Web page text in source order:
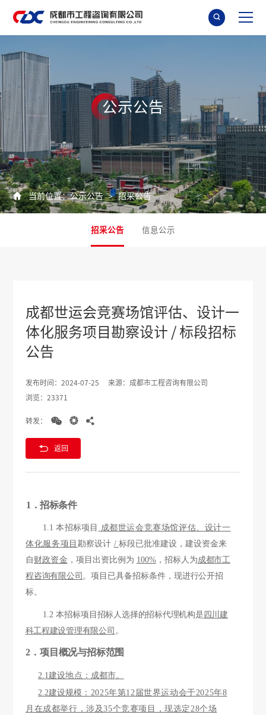

公示公告
 当前位置：公示公告 > 招采公告
招采公告 信息公示
成都世运会竞赛场馆评估、设计一
体化服务项目勘察设计 / 标段招标
公告
发布时间：2024-07-25 来源：成都市工程咨询有限公司
浏览：23371
转发：   
 返回
1．招标条件
1.1 本招标项目
成都世运会竞赛场馆评估、设计一
体化服务项目 勘察设计 / 标段已批准建设 ，建设资金来
自 财政资金 ，项 目出资比例为 100%，招标人为成都市工
程咨询有限公司 。项目已具备招标条件，现进行公开招
标。
1.2 本招标项目 招标人选择的招标代理机构是 四川建
科工程建设管理有限公司 。
2．项目概况与招标范围
2.1建设地点：成都市。
2.2建设规模 ： 2025年第12届世界运动会于2025年8
月在成都举行，涉及35个竞赛项目，现选定28个场